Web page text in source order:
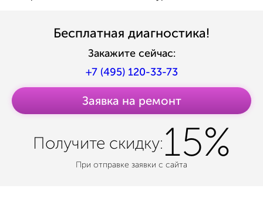
Бесплатная диагностика!
Закажите сейчас:
+7 (495) 120-33-73
Заявка на ремонт
Получите скидку:15%
При отправке заявки с сайта